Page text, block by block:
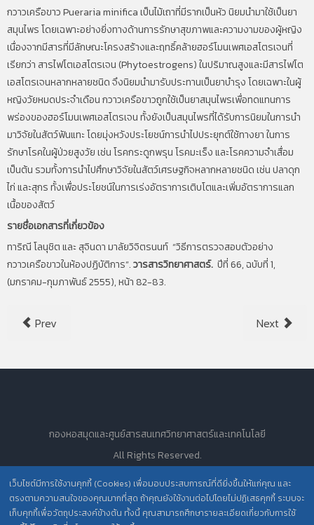
กวาวเครือขาว Pueraria minifica เป็นไม้เถาที่มีรากเป็นหัว นิยมนำมาใช้เป็นยา
สมุนไพร โดยเฉพาะอย่างยิ่งทางด้านการรักษาสุขภาพและความงามของผู้หญิง
เนื่องจากมีสารที่มีลักษณะโครงสร้างและฤทธิ์คล้ายฮอร์โมนเพศเอสโตรเจนที่
เรียกว่า สารไฟโตเอสโตรเจน (Phytoestrogens) ในปริมาณสูงและมีสารไฟโต
เอสโตรเจนหลากหลายชนิด จึงนิยมนำมารับประทานเป็นยาบำรุง โดยเฉพาะในผู้
หญิงวัยหมดประจำเดือน กวาวเครือขาวถูกใช้เป็นยาสมุนไพรเพื่อทดแทนการ
พร่องของฮอร์โมนเพศเอสโตรเจน ทั้งยังเป็นสมุนไพรที่ได้รับการนิยมในการนำ
มาวิจัยในสัตว์ฟันแทะ โดยมุ่งหวังประโยชน์การนำไปประยุกต์ใช้ทางยา ในการ
รักษาโรคในผู้ป่วยสูงวัย เช่น โรคกระดูกพรุน โรคมะเร็ง และโรคความจำเสื่อม
เป็นต้น รวมทั้งการนำไปศึกษาวิจัยในสัตว์เศรษฐกิจหลากหลายชนิด เช่น ปลาดุก
ไก่ และสุกร ทั้งเพื่อประโยชน์ในการเร่งอัตราการเติบโตและเพิ่มอัตราการแลก
เนื้อของสัตว์
รายชื่อเอกสารที่เกี่ยวข้อง
ทาริณี โลนุชิต และ สุจินดา มาลัยวิจิตรนนท์ “วิธีการตรวจสอบตัวอย่าง
กวาวเครือขาวในห้องปฏิบัติการ”.วารสารวิทยาศาสตร์. ปีที่ 66, ฉบับที่ 1,
(มกราคม-กุมภาพันธ์ 2555), หน้า 82-83.
Prev Next
เว็บไซต์มีการใช้งานคุกกี้ (Cookies) เพื่อมอบประสบการณ์ที่ดียิ่งขึ้นให้แก่คุณ และ
ตรงตามความสนใจของคุณมากที่สุด ถ้าคุณยังใช้งานต่อไปโดยไม่ปฏิเสธคุกกี้ ระบบจะ
เก็บคุกกี้เพื่อวัตถุประสงค์ข้างต้น ทั้งนี้ คุณสามารถศึกษารายละเอียดเกี่ยวกับการใช้
กองหอสมุดและศูนย์สารสนเทศวิทยาศาสตร์และเทคโนโลยี
All Rights Reserved.
นโยบายการคุ้มครองข้อมูลส่วนบุคคล วศ. /